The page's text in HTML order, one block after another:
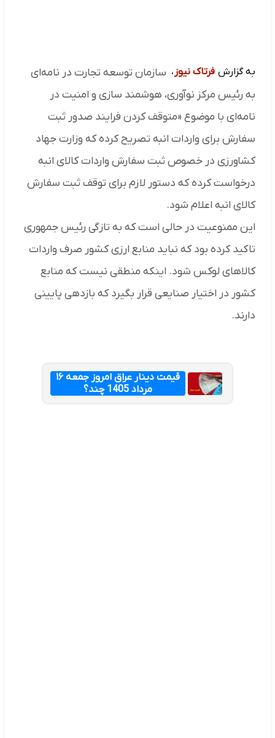
به گزارش فرتاک نیوز ، سازمان توسعه تجارت در نامه‌ای
به رئیس مرکز نوآوری، هوشمند سازی و امنیت در
نامه‌ای با موضوع «متوقف کردن فرایند صدور ثبت
سفارش برای واردات انبه تصریح کرده که وزارت جهاد
کشاورزی در خصوص ثبت سفارش واردات کالای انبه
درخواست کرده که دستور لازم برای توقف ثبت سفارش
کالای انبه اعلام شود.
این ممنوعیت در حالی است که به تازگی رئیس جمهوری
تاکید کرده بود که نباید منابع ارزی کشور صرف واردات
کالاهای لوکس شود. اینکه منطقی نیست که منابع
کشور در اختیار صنایعی قرار بگیرد که بازدهی پایینی
دارند.
قیمت دینار عراق امروز جمعه ۱۶
مرداد 1405 چند؟